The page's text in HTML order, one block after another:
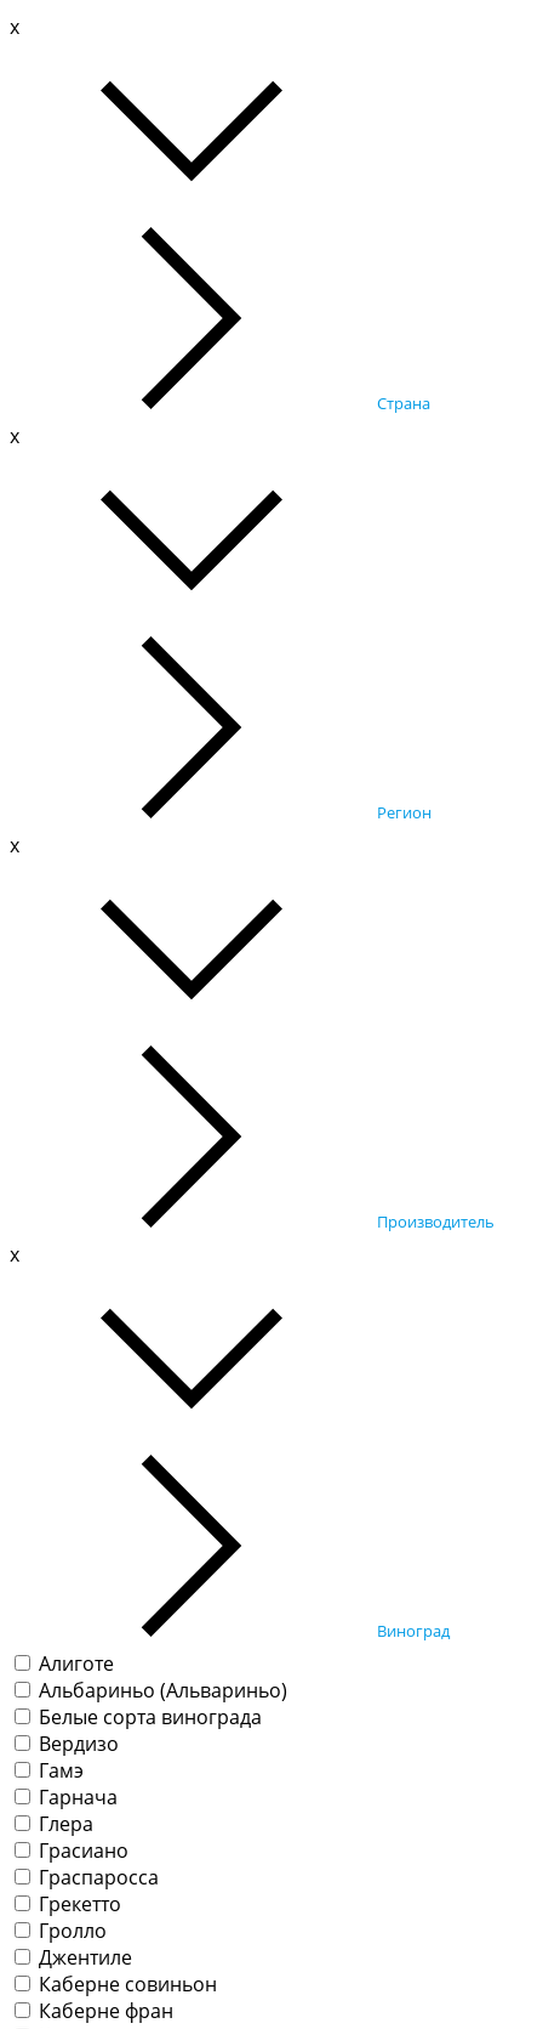
x
Страна
x
Регион
x
Производитель
x
Виноград
Алиготе
Альбариньо (Альвариньо)
Белые сорта винограда
Вердизо
Гамэ
Гарнача
Глера
Грасиано
Граспаросса
Грекетто
Гролло
Джентиле
Каберне совиньон
Каберне фран